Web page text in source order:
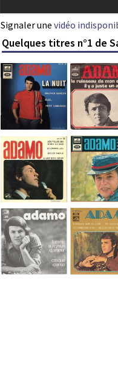
Signaler une vidéo
Quelques titres n°1 de